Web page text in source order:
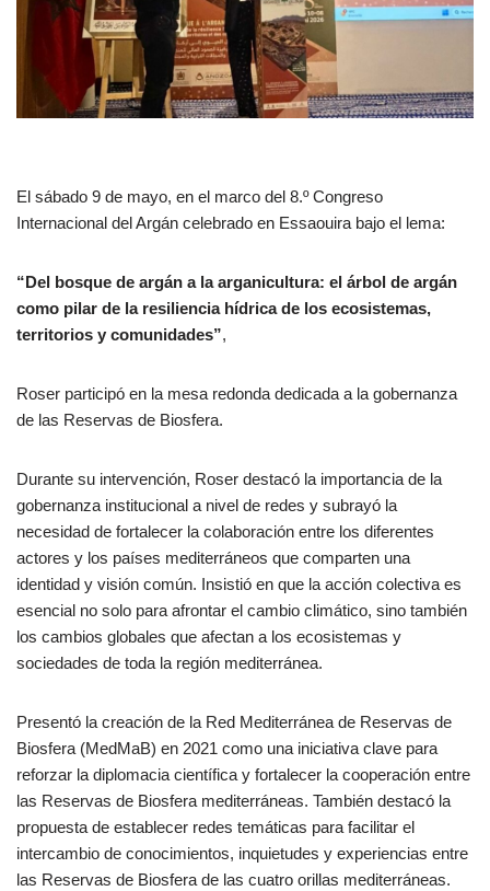
El sábado 9 de mayo, en el marco del 8.º Congreso
Internacional del Argán celebrado en Essaouira bajo el lema:
“Del bosque de argán a la arganicultura: el árbol de argán
como pilar de la resiliencia hídrica de los ecosistemas,
territorios y comunidades”,
Roser participó en la mesa redonda dedicada a la gobernanza
de las Reservas de Biosfera.
Durante su intervención, Roser destacó la importancia de la
gobernanza institucional a nivel de redes y subrayó la
necesidad de fortalecer la colaboración entre los diferentes
actores y los países mediterráneos que comparten una
identidad y visión común. Insistió en que la acción colectiva es
esencial no solo para afrontar el cambio climático, sino también
los cambios globales que afectan a los ecosistemas y
sociedades de toda la región mediterránea.
Presentó la creación de la Red Mediterránea de Reservas de
Biosfera (MedMaB) en 2021 como una iniciativa clave para
reforzar la diplomacia científica y fortalecer la cooperación entre
las Reservas de Biosfera mediterráneas. También destacó la
propuesta de establecer redes temáticas para facilitar el
intercambio de conocimientos, inquietudes y experiencias entre
las Reservas de Biosfera de las cuatro orillas mediterráneas.